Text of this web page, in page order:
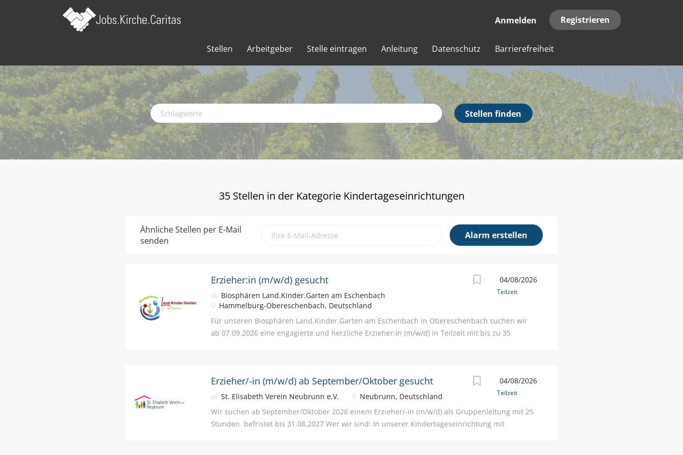
Anmelden Registrieren
Stellen Arbeitgeber Stelle eintragen Anleitung Datenschutz Barrierefreiheit
Schlagworte
Stellen
findenStellen finden
35 Stellen in der Kategorie Kindertageseinrichtungen
Ähnliche Stellen per E-Mail
senden
04/08/2026
Teilzeit
Erzieher:in (m/w/d) gesucht
Biosphären Land.Kinder.Garten am Eschenbach
Hammelburg-Obereschenbach, Deutschland
Für unseren Biosphären Land.Kinder.Garten am Eschenbach in Obereschenbach suchen wir
ab 07.09.2026 eine engagierte und herzliche Erzieher:in (m/w/d) in Teilzeit mit bis zu 35
04/08/2026
Teilzeit
Erzieher/-in (m/w/d) ab September/Oktober gesucht
St. Elisabeth Verein Neubrunn e.V.
Neubrunn, Deutschland
Wir suchen ab September/Oktober 2026 eine/n Erzieher/-in (m/w/d) als Gruppenleitung mit 25
Stunden befristet bis 31.08.2027 Wer wir sind: In unserer Kindertageseinrichtung mit